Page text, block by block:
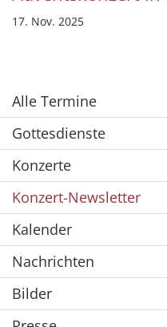
17. Nov. 2025
Alle Termine
Gottesdienste
Konzerte
Konzert-Newsletter
Kalender
Nachrichten
Bilder